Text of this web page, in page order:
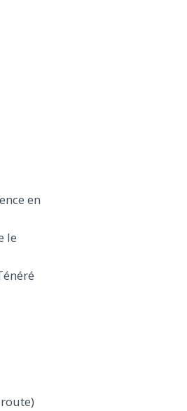
en
le